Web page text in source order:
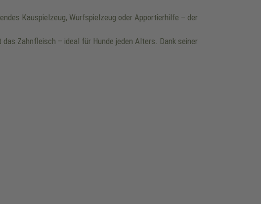
Kauspielzeug, Wurfspielzeug oder Apportierhilfe – der
Zahnfleisch – ideal für Hunde jeden Alters. Dank seiner